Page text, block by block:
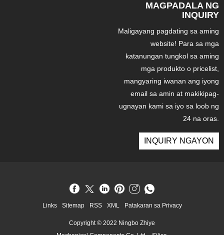
MAGPADALA NG
INQUIRY
Maligayang pagdating sa aming
website! Para sa mga
katanungan tungkol sa aming
mga produkto o pricelist,
mangyaring iwanan ang iyong
email sa amin at makikipag-
ugnayan kami sa iyo sa loob ng
24 na oras.
INQUIRY NGAYON
Links Sitemap RSS XML Patakaran sa Privacy
Copyright © 2022 Ningbo Zhiye